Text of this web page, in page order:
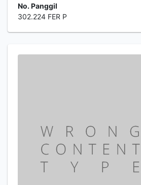
No. Panggil
302.224 FER P